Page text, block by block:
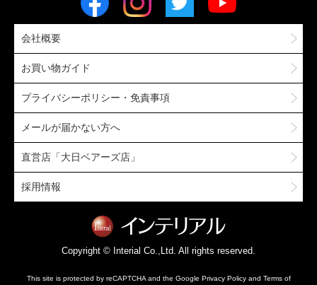
会社概要
お買い物ガイド
プライバシーポリシー・免責事項
メールが届かない方へ
直営店「大日ベアーズ店」
採用情報
Copyright © Interial Co.,Ltd. All rights reserved.
This site is protected by reCAPTCHA and the Google Privacy Policyand Terms of